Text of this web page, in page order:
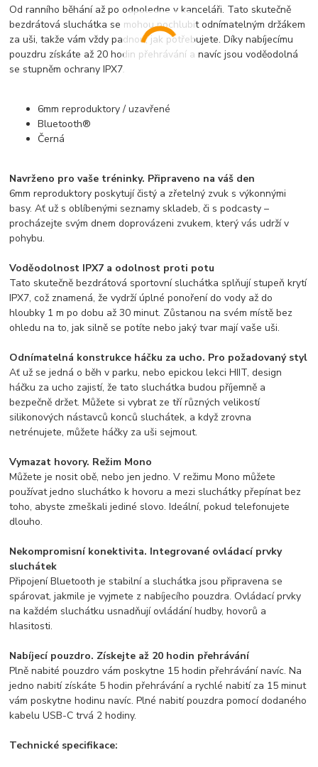
Od ranního běhání až po odpoledne v kanceláři. Tato skutečně
bezdrátová sluchátka se mohou pochlubit odnímatelným držákem
za uši, takže vám vždy padnou, jak potřebujete. Díky nabíjecímu
pouzdru získáte až 20 hodin přehrávání a navíc jsou voděodolná
se stupněm ochrany IPX7.
6mm reproduktory / uzavřené
Bluetooth®
Černá
Navrženo pro vaše tréninky. Připraveno na váš den
6mm reproduktory poskytují čistý a zřetelný zvuk s výkonnými
basy. Ať už s oblíbenými seznamy skladeb, či s podcasty –
procházejte svým dnem doprovázeni zvukem, který vás udrží v
pohybu.
Voděodolnost IPX7 a odolnost proti potu
Tato skutečně bezdrátová sportovní sluchátka splňují stupeň krytí
IPX7, což znamená, že vydrží úplné ponoření do vody až do
hloubky 1 m po dobu až 30 minut. Zůstanou na svém místě bez
ohledu na to, jak silně se potíte nebo jaký tvar mají vaše uši.
Odnímatelná konstrukce háčku za ucho. Pro požadovaný styl
Ať už se jedná o běh v parku, nebo epickou lekci HIIT, design
háčku za ucho zajistí, že tato sluchátka budou příjemně a
bezpečně držet. Můžete si vybrat ze tří různých velikostí
silikonových nástavců konců sluchátek, a když zrovna
netrénujete, můžete háčky za uši sejmout.
Vymazat hovory. Režim Mono
Můžete je nosit obě, nebo jen jedno. V režimu Mono můžete
používat jedno sluchátko k hovoru a mezi sluchátky přepínat bez
toho, abyste zmeškali jediné slovo. Ideální, pokud telefonujete
dlouho.
Nekompromisní konektivita. Integrované ovládací prvky
sluchátek
Připojení Bluetooth je stabilní a sluchátka jsou připravena se
spárovat, jakmile je vyjmete z nabíjecího pouzdra. Ovládací prvky
na každém sluchátku usnadňují ovládání hudby, hovorů a
hlasitosti.
Nabíjecí pouzdro. Získejte až 20 hodin přehrávání
Plně nabité pouzdro vám poskytne 15 hodin přehrávání navíc. Na
jedno nabití získáte 5 hodin přehrávání a rychlé nabití za 15 minut
vám poskytne hodinu navíc. Plné nabití pouzdra pomocí dodaného
kabelu USB-C trvá 2 hodiny.
Technické specifikace: